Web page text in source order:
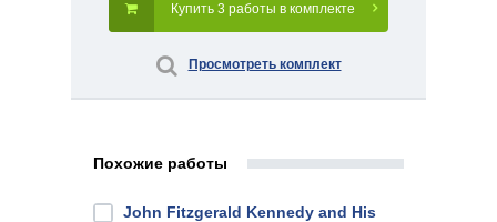
Купить 3 работы в комплекте
Просмотреть комплект
Похожие работы
John Fitzgerald Kennedy and His